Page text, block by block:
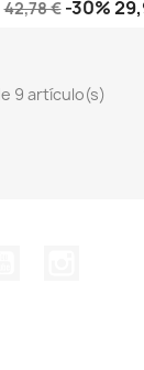
Precio
42,78 € -30%
9 artículo(s)